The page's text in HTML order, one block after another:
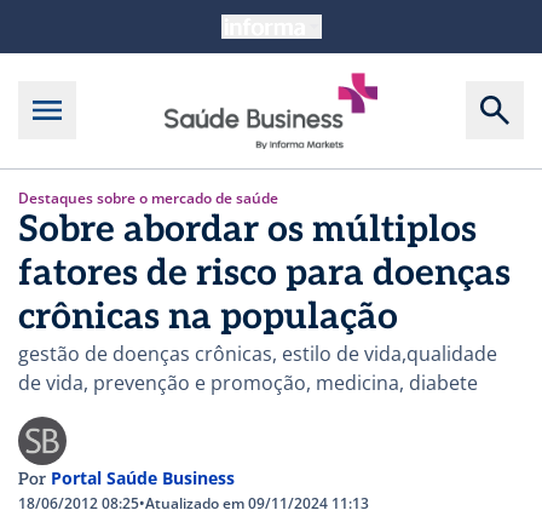
Destaques sobre o mercado de saúde
Sobre abordar os múltiplos
fatores de risco para doenças
crônicas na população
gestão de doenças crônicas, estilo de vida,qualidade
de vida, prevenção e promoção, medicina, diabete
Por Portal Saúde Business
18/06/2012 08:25•Atualizado em 09/11/2024 11:13